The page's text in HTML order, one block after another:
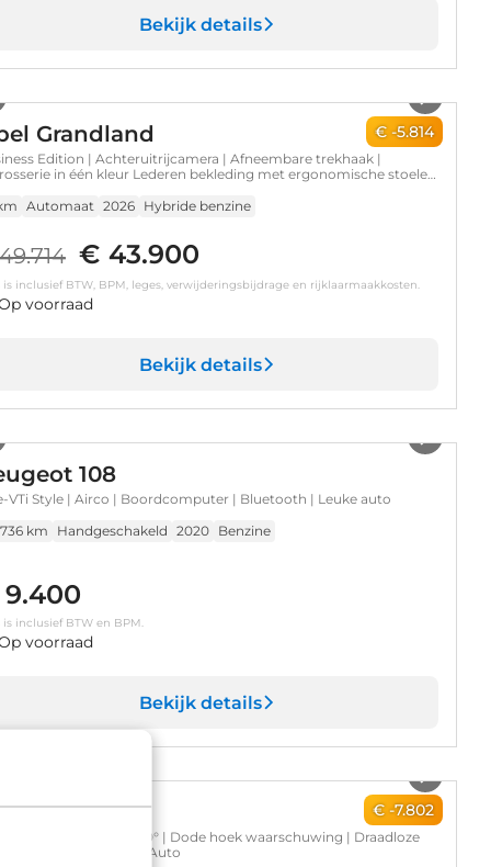
Bekijk details
€ -5.814
Grandland
Edition | Achteruitrijcamera | Afneembare trekhaak |
in één kleur Lederen bekleding met ergonomische stoelen
Automaat 2026 Hybride benzine
€ 43.900
is inclusief BTW, BPM, leges, verwijderingsbijdrage en rijklaarmaakkosten.
voorraad
Bekijk details
108
VTi Style | Airco | Boordcomputer | Bluetooth | Leuke auto
km
Handgeschakeld 2020 Benzine
is inclusief BTW en BPM.
voorraad
Bekijk details
€ -7.802
Corsa
| Achteruitrijcamera 180° | Dode hoek waarschuwing | Draadloze
Carplay en Android Auto